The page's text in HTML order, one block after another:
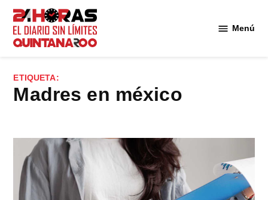
Saltar
contenido
Menú
ETIQUETA:
madres en méxico